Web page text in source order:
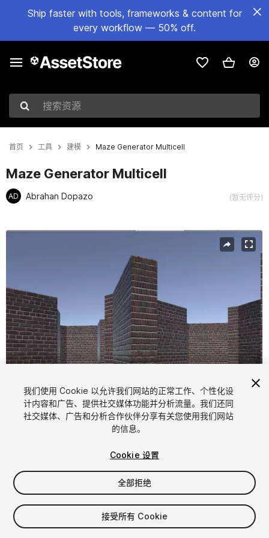
Ship faster with tools, frameworks & content for
every workflow — 50% off.
搜索资源
首页 工具 建模 Maze Generator Multicell
Maze Generator Multicell
AD Abrahan Dopazo (暂无评分)
1 /5
$5
我们使用 Cookie 以允许我们网站的正常工作、个性化设
计内容和广告、提供社交媒体功能并分析流量。我们还同
社交媒体、广告和分析合作伙伴分享有关您使用我们网站
的信息。
Cookie 设置
全部拒绝
接受所有 Cookie